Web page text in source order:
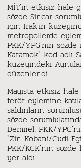
MİT'in etkisiz hale
sözde Sincar
için Irak'ın
metropollerde
PKK/YPG'nin
Karamok" kod adlı
kuzeyindeki
düzenlendi.
Mayısta etkisiz
terör eylemine
saldırıların
sözde
Demirel, PKK/
"Zin Kobani/Cudi
PKK/KCK'nın
yer aldı.